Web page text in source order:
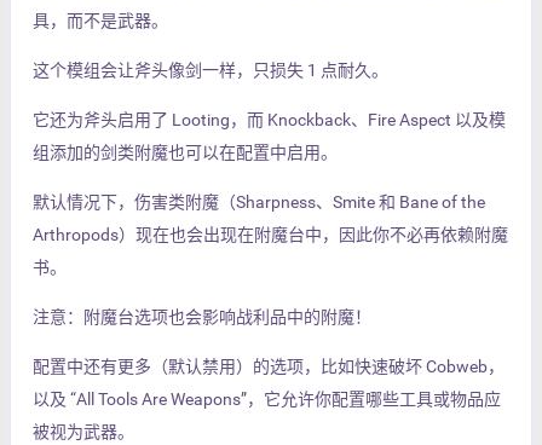
具，而不是武器。
这个模组会让斧头像剑一样，只损失 1 点耐久。
它还为斧头启用了 Looting，而 Knockback、Fire Aspect 以及模
组添加的剑类附魔也可以在配置中启用。
默认情况下，伤害类附魔（Sharpness、Smite 和 Bane of the
Arthropods）现在也会出现在附魔台中，因此你不必再依赖附魔
书。
注意：附魔台选项也会影响战利品中的附魔！
配置中还有更多（默认禁用）的选项，比如快速破坏 Cobweb，
以及 “All Tools Are Weapons”，它允许你配置哪些工具或物品应
被视为武器。